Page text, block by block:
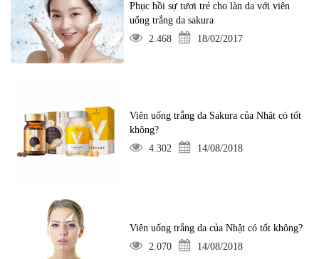
Phục hồi sự tươi trẻ cho làn da với viên
uống trắng da sakura
2.468
18/02/2017
Viên uống trắng da Sakura của Nhật có tốt
không?
4.302
14/08/2018
Viên uống trắng da của Nhật có tốt không?
2.070
14/08/2018